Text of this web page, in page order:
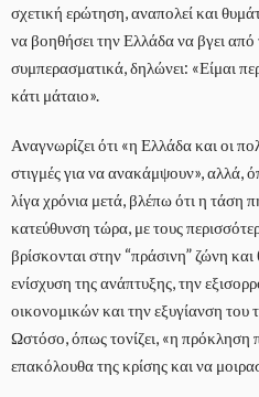
σχετική ερώτηση, αναπολεί και
να βοηθήσει την Ελλάδα να βγει από
συμπερασματικά, δηλώνει: «Είμαι
κάτι μάταιο».
Αναγνωρίζει ότι «η Ελλάδα και οι
στιγμές για να ανακάμψουν», αλλά,
λίγα χρόνια μετά, βλέπω ότι η τάση
κατεύθυνση τώρα, με τους
βρίσκονται στην “πράσινη” ζώνη
ενίσχυση της ανάπτυξης, την
οικονομικών και την εξυγίανση του
Ωστόσο, όπως τονίζει, «η πρόκληση
επακόλουθα της κρίσης και να